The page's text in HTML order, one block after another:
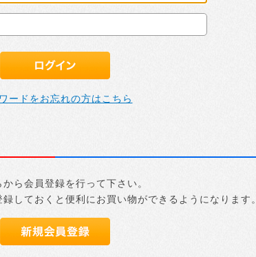
ードをお忘れの方はこちら
ら会員登録を行って下さい。
しておくと便利にお買い物ができるようになります。